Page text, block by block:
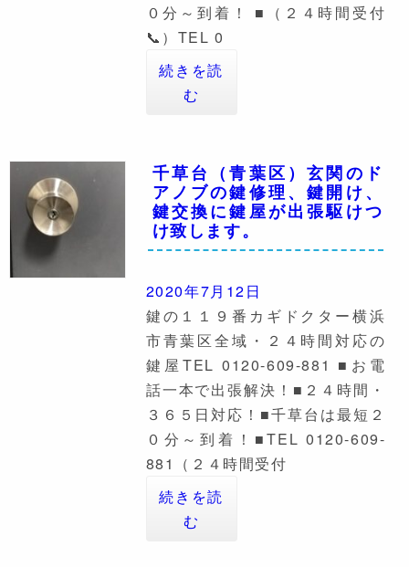
０分～到着！ ■（２４時間受付
📞）TEL 0
続きを読
む
千草台（青葉区）玄関のド
アノブの鍵修理、鍵開け、
鍵交換に鍵屋が出張駆けつ
け致します。
2020年7月12日
鍵の１１９番カギドクター横浜
市青葉区全域・２４時間対応の
鍵屋TEL 0120-609-881 ■お電
話一本で出張解決！■２４時間・
３６５日対応！■千草台は最短２
０分～到着！■TEL 0120-609-
881（２４時間受付
続きを読
む